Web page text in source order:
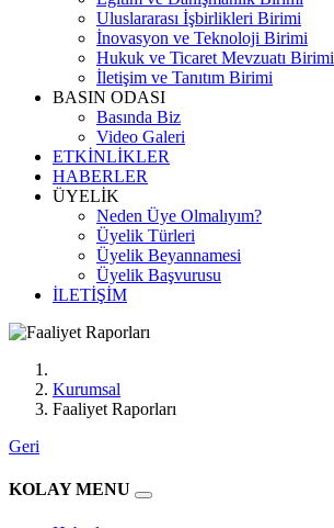
Uluslararası İşbirlikleri Birimi
İnovasyon ve Teknoloji Birimi
Hukuk ve Ticaret Mevzuatı Birimi
İletişim ve Tanıtım Birimi
BASIN ODASI
Basında Biz
Video Galeri
ETKİNLİKLER
HABERLER
ÜYELİK
Neden Üye Olmalıyım?
Üyelik Türleri
Üyelik Beyannamesi
Üyelik Başvurusu
İLETİŞİM
Kurumsal
Faaliyet Raporları
Geri
KOLAY MENU